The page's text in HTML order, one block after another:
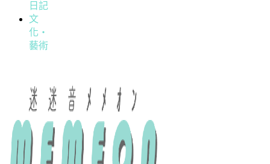
日記
文
化・
藝術